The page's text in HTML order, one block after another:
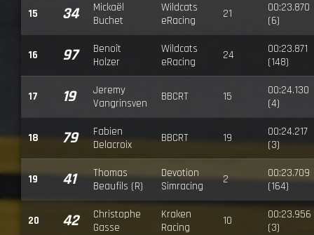
15 34
Mickaël
Buchet
Wildcats
eRacing
21
00:23.870
(6)
16 97
Benoît
Holzer
Wildcats
eRacing
24
00:23.871
(148)
17 19
Jeremy
Vangrinsven
BBCRT 15
00:24.130
(4)
18 79
Fabien
Delacroix
BBCRT 19
00:24.217
(3)
19 41
Thomas
Beaufils (R)
Devotion
Simracing
2
00:23.709
(164)
20 42
Christophe
Gasse
Kraken
Racing
10
00:23.956
(3)